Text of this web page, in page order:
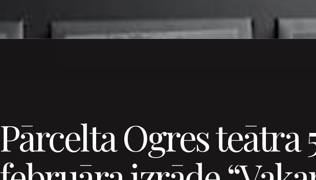
Pārcelta Ogres teātra